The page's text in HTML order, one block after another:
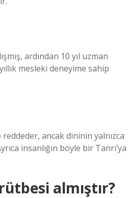
ardından 10 yıl uzman
mesleki deneyime sahip
ancak dininin yalnızca
insanlığın böyle bir Tanrı’ya
almıştır?